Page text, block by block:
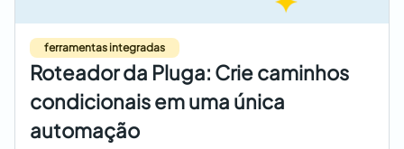
ferramentas integradas
Roteador da Pluga: Crie caminhos
condicionais em uma única
automação